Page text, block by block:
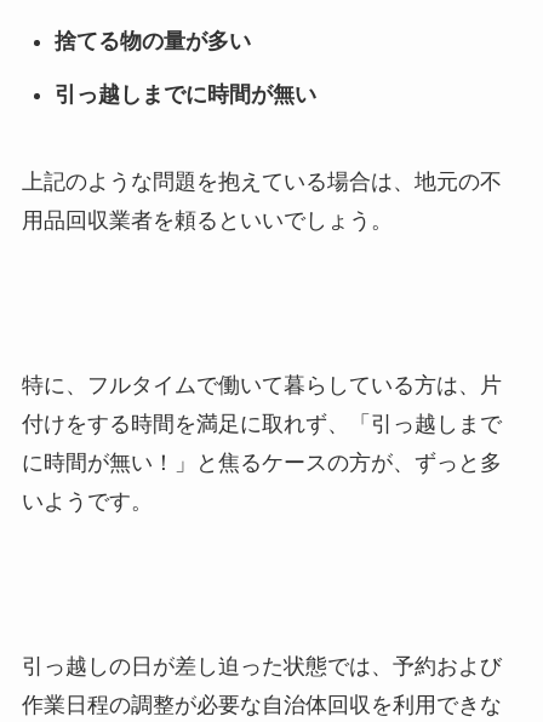
捨てる物の量が多い
引っ越しまでに時間が無い
上記のような問題を抱えている場合は、地元の不
用品回収業者を頼るといいでしょう。
特に、フルタイムで働いて暮らしている方は、片
付けをする時間を満足に取れず、「引っ越しまで
に時間が無い！」と焦るケースの方が、ずっと多
いようです。
引っ越しの日が差し迫った状態では、予約および
作業日程の調整が必要な自治体回収を利用できな